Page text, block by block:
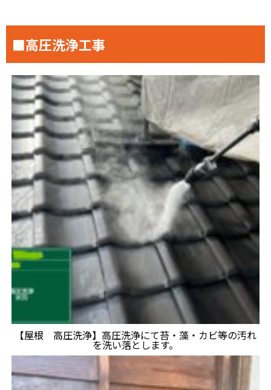
■高圧洗浄工事
【屋根 高圧洗浄】高圧洗浄にて苔・藻・カビ等の汚れ
を洗い落とします。